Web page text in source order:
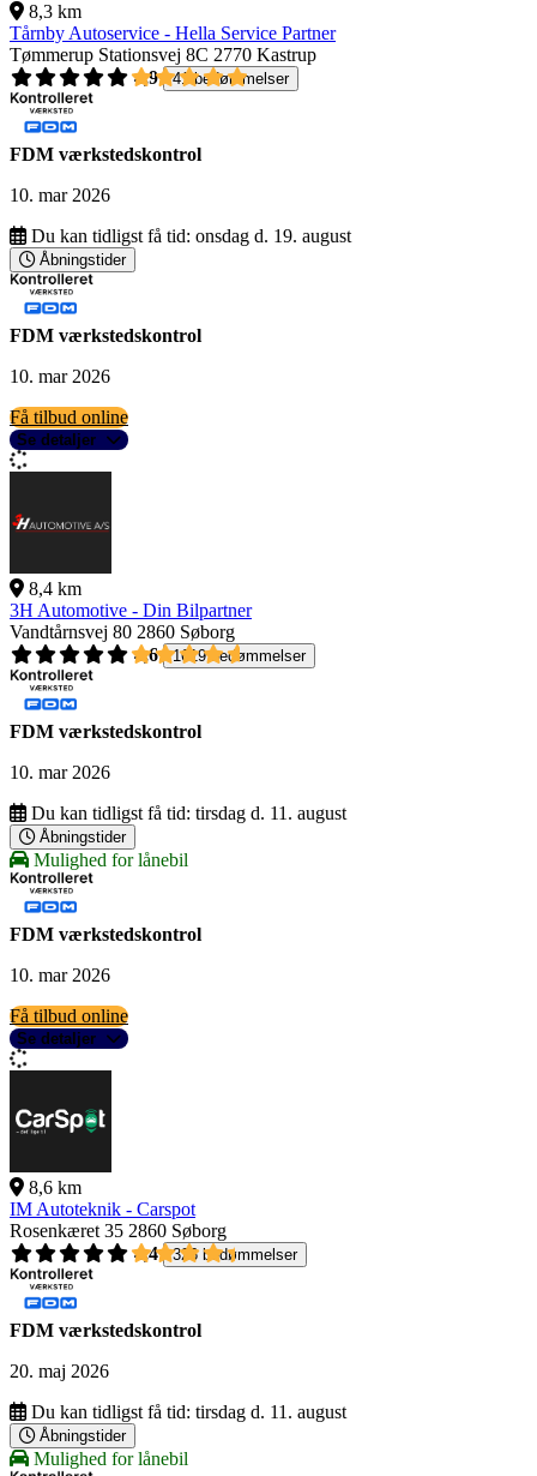
8,3 km
Tårnby Autoservice - Hella Service Partner
Tømmerup Stationsvej 8C 2770 Kastrup
4,9
41 bedømmelser
FDM værkstedskontrol
10. mar 2026
Du kan tidligst få tid: onsdag d. 19. august
Åbningstider
FDM værkstedskontrol
10. mar 2026
Få tilbud online
Se detaljer
8,4 km
3H Automotive - Din Bilpartner
Vandtårnsvej 80 2860 Søborg
4,6
1619 bedømmelser
FDM værkstedskontrol
10. mar 2026
Du kan tidligst få tid: tirsdag d. 11. august
Åbningstider
Mulighed for lånebil
FDM værkstedskontrol
10. mar 2026
Få tilbud online
Se detaljer
8,6 km
IM Autoteknik - Carspot
Rosenkæret 35 2860 Søborg
4,4
326 bedømmelser
FDM værkstedskontrol
20. maj 2026
Du kan tidligst få tid: tirsdag d. 11. august
Åbningstider
Mulighed for lånebil